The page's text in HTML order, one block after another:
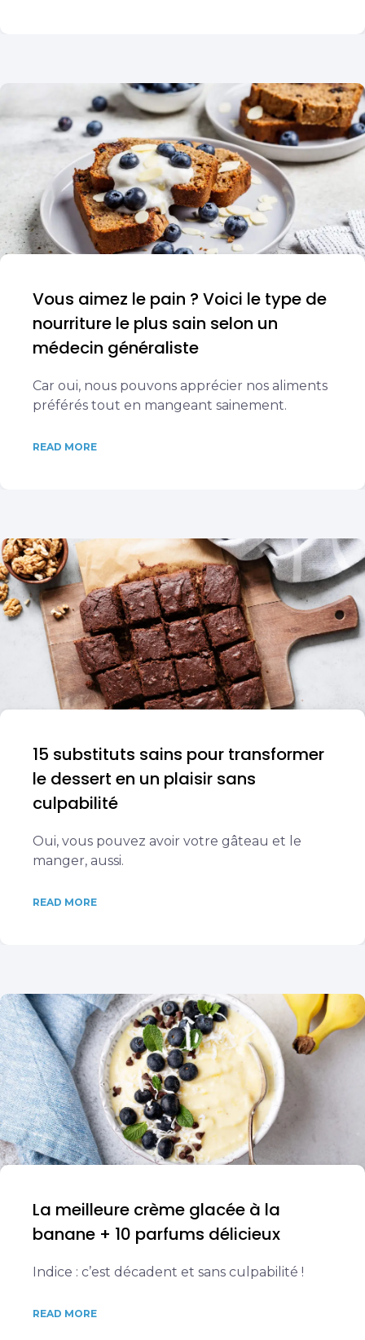
Vous aimez le pain ? Voici le type de
nourriture le plus sain selon un
médecin généraliste
Car oui, nous pouvons apprécier nos aliments
préférés tout en mangeant sainement.
READ MORE
15 substituts sains pour transformer
le dessert en un plaisir sans
culpabilité
Oui, vous pouvez avoir votre gâteau et le
manger, aussi.
READ MORE
La meilleure crème glacée à la
banane + 10 parfums délicieux
Indice : c’est décadent et sans culpabilité !
READ MORE